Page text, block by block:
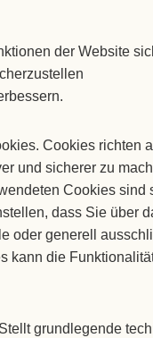
der Website
Cookies
und sicherer zu
Cookies
dass Sie über
oder generell
kann die
grundlegende